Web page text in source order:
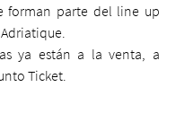
forman parte del line up
ya están a la venta, a
Ticket.